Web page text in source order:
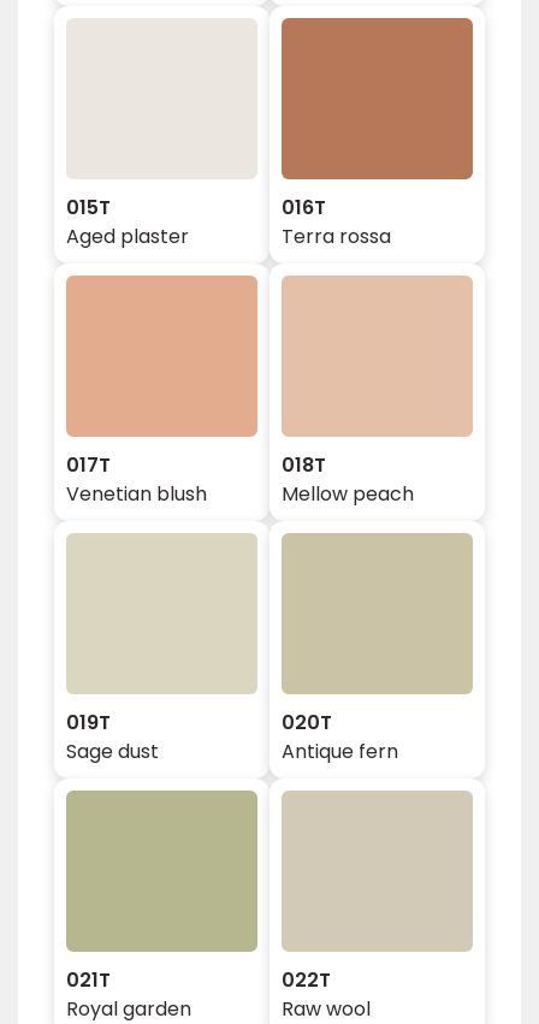
015T
Aged plaster
016T
Terra rossa
017T
Venetian blush
018T
Mellow peach
019T
Sage dust
020T
Antique fern
021T
Royal garden
022T
Raw wool